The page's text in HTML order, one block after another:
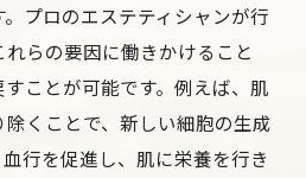
プロのエステティシャンが行
らの要因に働きかけること
ことが可能です。例えば、肌
くことで、新しい細胞の生成
行を促進し、肌に栄養を行き